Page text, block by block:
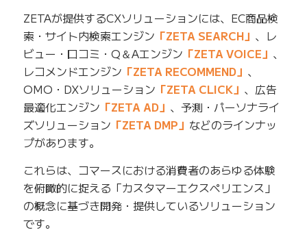
ZETAが提供するCXソリューションには、EC商品検
索・サイト内検索エンジン 「ZETA SEARCH」 、レ
ビュー・口コミ・Q＆Aエンジン 「ZETA VOICE」 、
レコメンドエンジン 「ZETA RECOMMEND」 、
OMO・DXソリューション 「ZETA CLICK」 、広告
最適化エンジン 「ZETA AD」 、予測・パーソナライ
ズソリューション 「ZETA DMP」 などのラインナッ
プがあります。
これらは、コマースにおける消費者のあらゆる体験
を俯瞰的に捉える「カスタマーエクスペリエンス」
の概念に基づき開発・提供しているソリューション
です。